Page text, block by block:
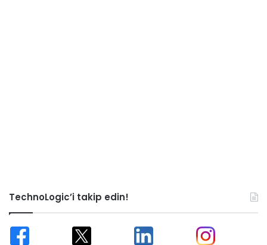
TechnoLogic’i takip edin!